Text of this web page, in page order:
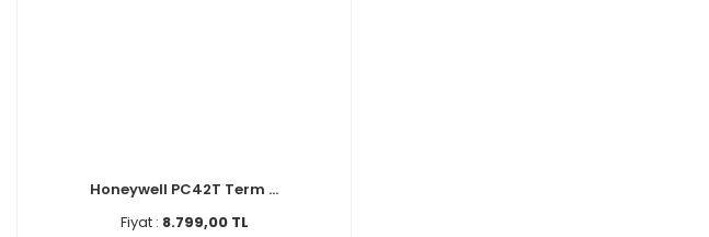
Honeywell PC42T Term ...
Fiyat : 8.799,00 TL